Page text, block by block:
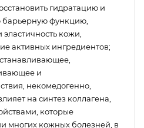
гидратацию и
барьерную функцию,
эластичность кожи,
активных ингредиентов;
и
некомедогенно,
на синтез коллагена,
которые
многих кожных болезней, в